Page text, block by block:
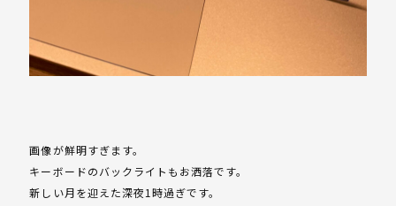
画像が鮮明すぎます。
キーボードのバックライトもお洒落です。
新しい月を迎えた深夜1時過ぎです。